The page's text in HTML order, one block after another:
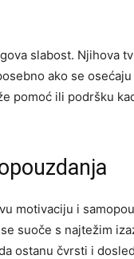
slabost. Njihova
ako se
pomoć ili podršku
motivaciju i
suoče s najtežim
ostanu čvrsti i